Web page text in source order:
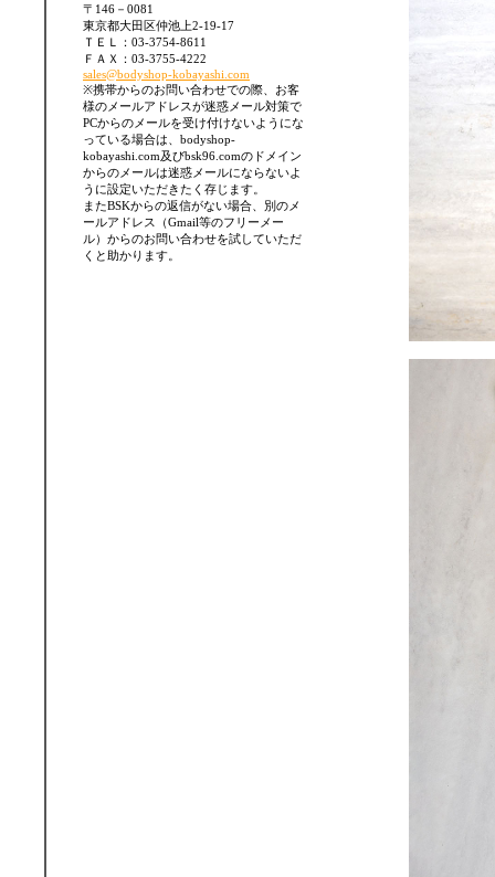
〒146－0081
東京都大田区仲池上2-19-17
ＴＥＬ：03-3754-8611
ＦＡＸ：03-3755-4222
sales@bodyshop-kobayashi.com
※携帯からのお問い合わせでの際、お客
様のメールアドレスが迷惑メール対策で
PCからのメールを受け付けないようにな
っている場合は、bodyshop-
kobayashi.com及びbsk96.comのドメイン
からのメールは迷惑メールにならないよ
うに設定いただきたく存じます。
またBSKからの返信がない場合、別のメ
ールアドレス（Gmail等のフリーメー
ル）からのお問い合わせを試していただ
くと助かります。